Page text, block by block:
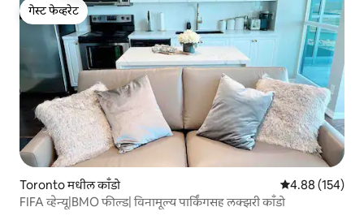
गेस्ट फेव्हरेट
गेस्ट फेव्हरेट
Toronto मधील काँडो 5 पैकी 4.88
4.88 (154)
FIFA व्हेन्यू|BMO फील्ड| विनामूल्य पार्किंगसह लक्झरी काँडो